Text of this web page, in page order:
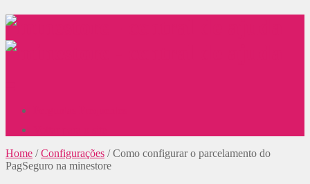
Home / Configurações / Como configurar o parcelamento do
PagSeguro na minestore